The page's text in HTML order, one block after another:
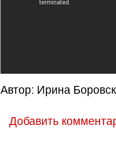
Автор: Ирина
Добавить